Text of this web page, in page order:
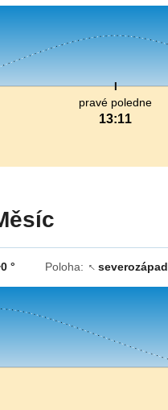
pravé poledne
13:11
° Poloha: ↓severozápad